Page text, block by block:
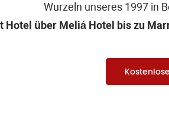
Wurzeln unseres 1997 in
Hotel über Meliá Hotel bis zu